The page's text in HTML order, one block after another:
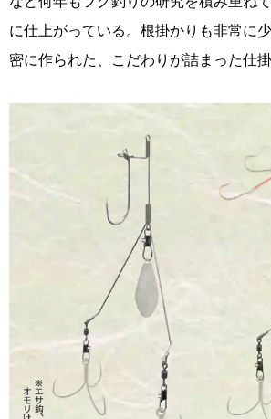
に仕上がっている。根掛かりも非常に
密に作られた、こだわりが詰まった仕掛